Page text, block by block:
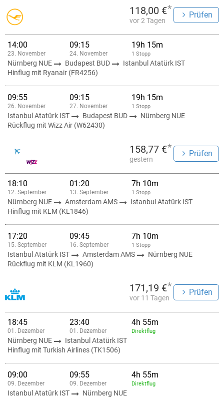
118,00 €*
vor 2 Tagen
Prüfen
14:00
23. November
09:15
24. November
19h 15m
1 Stopp
Nürnberg NUE Budapest BUD
Istanbul Atatürk IST
Hinflug mit Ryanair (FR4256)
09:55
26. November
09:15
27. November
19h 15m
1 Stopp
Istanbul Atatürk IST Budapest BUD
Nürnberg NUE
Rückflug mit Wizz Air (W62430)
158,77 €*
gestern
Prüfen
18:10
12. September
01:20
13. September
7h 10m
1 Stopp
Nürnberg NUE Amsterdam AMS
Istanbul Atatürk IST
Hinflug mit KLM (KL1846)
17:20
15. September
09:45
16. September
7h 10m
1 Stopp
Istanbul Atatürk IST Amsterdam AMS
Nürnberg NUE
Rückflug mit KLM (KL1960)
171,19 €*
vor 11 Tagen
Prüfen
18:45
01. Dezember
23:40
01. Dezember
4h 55m
Direktflug
Nürnberg NUE
Istanbul Atatürk IST
Hinflug mit Turkish Airlines (TK1506)
09:00
09. Dezember
09:55
09. Dezember
4h 55m
Direktflug
Istanbul Atatürk IST
Nürnberg NUE